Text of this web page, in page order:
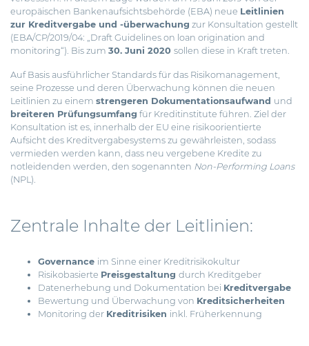
europäischen Bankenaufsichtsbehörde (EBA) neue Leitlinien
zur Kreditvergabe und -überwachung zur Konsultation gestellt
(EBA/CP/2019/04: „Draft Guidelines on loan origination and
monitoring“). Bis zum 30. Juni 2020 sollen diese in Kraft treten.
Auf Basis ausführlicher Standards für das Risikomanagement,
seine Prozesse und deren Überwachung können die neuen
Leitlinien zu einem strengeren Dokumentationsaufwand und
breiteren Prüfungsumfang für Kreditinstitute führen. Ziel der
Konsultation ist es, innerhalb der EU eine risikoorientierte
Aufsicht des Kreditvergabesystems zu gewährleisten, sodass
vermieden werden kann, dass neu vergebene Kredite zu
notleidenden werden, den sogenannten Non-Performing Loans
(NPL).
Zentrale Inhalte der Leitlinien:
Governance im Sinne einer Kreditrisikokultur
Risikobasierte Preisgestaltung durch Kreditgeber
Datenerhebung und Dokumentation bei Kreditvergabe
Bewertung und Überwachung von Kreditsicherheiten
Monitoring der Kreditrisiken inkl. Früherkennung